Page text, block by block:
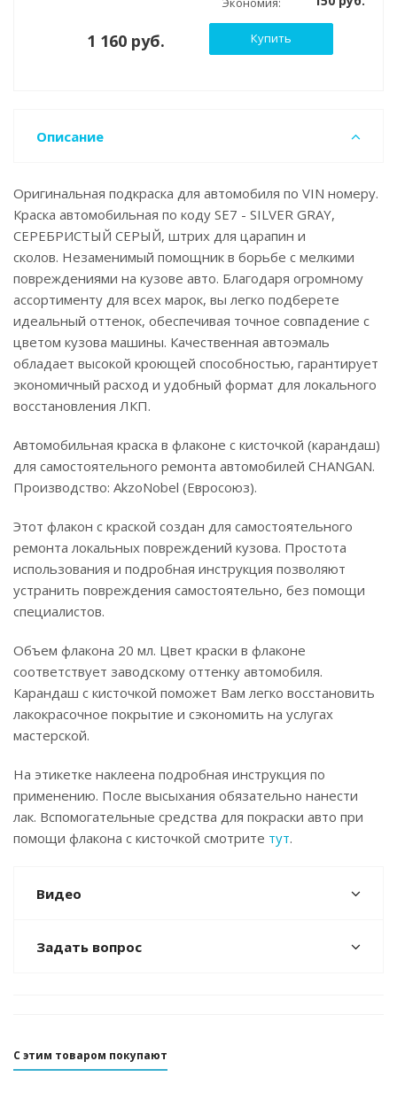
1 160 руб. Купить
Описание
Оригинальная подкраска для автомобиля по VIN номеру.
Краска автомобильная по коду SE7 - SILVER GRAY,
СЕРЕБРИСТЫЙ СЕРЫЙ, штрих для царапин и
сколов. Незаменимый помощник в борьбе с мелкими
повреждениями на кузове авто. Благодаря огромному
ассортименту для всех марок, вы легко подберете
идеальный оттенок, обеспечивая точное совпадение с
цветом кузова машины. Качественная автоэмаль
обладает высокой кроющей способностью, гарантирует
экономичный расход и удобный формат для локального
восстановления ЛКП.
Автомобильная краска в флаконе с кисточкой (карандаш)
для самостоятельного ремонта автомобилей CHANGAN.
Производство: AkzoNobel (Евросоюз).
Этот флакон с краской создан для самостоятельного
ремонта локальных повреждений кузова. Простота
использования и подробная инструкция позволяют
устранить повреждения самостоятельно, без помощи
специалистов.
Объем флакона 20 мл. Цвет краски в флаконе
соответствует заводскому оттенку автомобиля.
Карандаш с кисточкой поможет Вам легко восстановить
лакокрасочное покрытие и сэкономить на услугах
мастерской.
На этикетке наклеена подробная инструкция по
применению. После высыхания обязательно нанести
лак. Вспомогательные средства для покраски авто при
помощи флакона с кисточкой смотрите тут.
Видео
Задать вопрос
С этим товаром покупают